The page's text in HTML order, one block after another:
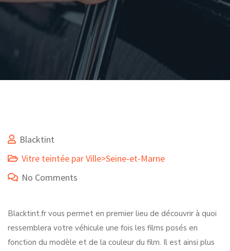
Blacktint
Vitre teintée par Ville>Seine-et-Marne
No Comments
Blacktint.fr vous permet en premier lieu de découvrir à quoi
ressemblera votre véhicule une fois les films posés en
fonction du modèle et de la couleur du film. Il est ainsi plus